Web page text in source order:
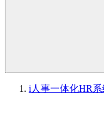
i人事一体化HR